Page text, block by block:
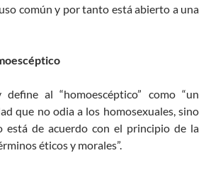
común y por tanto está abierto a una
al “homoescéptico” como “un
que no odia a los homosexuales, sino
está de acuerdo con el principio de la
éticos y morales”.